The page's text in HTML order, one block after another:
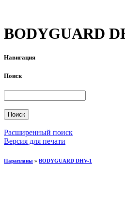
BODYGUARD
Навигация
Поиск
Расширенный поиск
Версия для печати
Парапланы » BODYGUARD DHV-1